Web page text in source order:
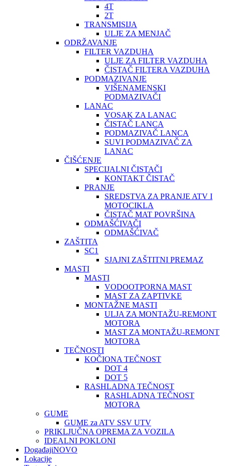
4T
2T
TRANSMISIJA
ULJE ZA MENJAČ
ODRŽAVANJE
FILTER VAZDUHA
ULJE ZA FILTER VAZDUHA
ČISTAČ FILTERA VAZDUHA
PODMAZIVANJE
VIŠENAMENSKI
PODMAZIVAČI
LANAC
VOSAK ZA LANAC
ČISTAČ LANCA
PODMAZIVAČ LANCA
SUVI PODMAZIVAČ ZA
LANAC
ČIŠĆENJE
SPECIJALNI ČISTAČI
KONTAKT ČISTAČ
PRANJE
SREDSTVA ZA PRANJE ATV I
MOTOCIKLA
ČISTAČ MAT POVRŠINA
ODMAŠĆIVAČI
ODMAŠĆIVAČ
ZAŠTITA
SC1
SJAJNI ZAŠTITNI PREMAZ
MASTI
MASTI
VODOOTPORNA MAST
MAST ZA ZAPTIVKE
MONTAŽNE MASTI
ULJA ZA MONTAŽU-REMONT
MOTORA
MAST ZA MONTAŽU-REMONT
MOTORA
TEČNOSTI
KOČIONA TEČNOST
DOT 4
DOT 5
RASHLADNA TEČNOST
RASHLADNA TEČNOST
MOTORA
GUME
GUME za ATV SSV UTV
PRIKLJUČNA OPREMA ZA VOZILA
IDEALNI POKLONI
DogađajiNOVO
Lokacije